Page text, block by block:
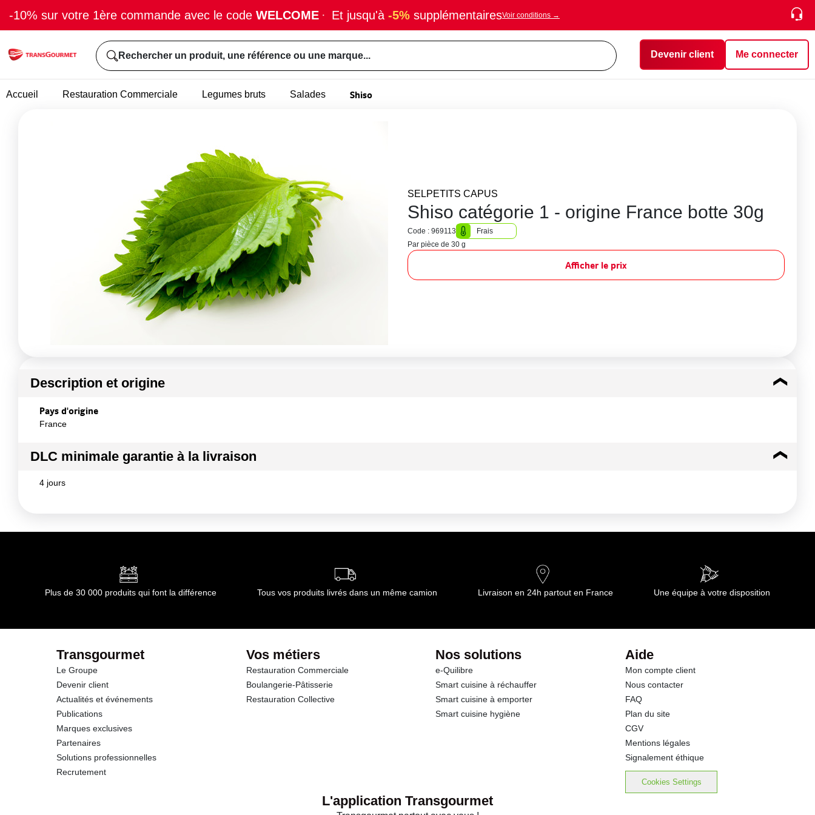
-10% sur votre 1ère commande avec le code WELCOME · Et jusqu'à -5% supplémentairesVoir conditions →
Rechercher un produit, une référence ou une marque... Devenir client Me connecter
Accueil Restauration Commerciale Legumes bruts Salades Shiso
SELPETITS CAPUS
Shiso catégorie 1 - origine France botte 30g
Code : 969113
Frais
Par pièce de 30 g
Afficher le prix
Description et origine
Pays d'origine
France
DLC minimale garantie à la livraison
4 jours
Plus de 30 000 produits qui font la différence Tous vos produits livrés dans un même camion Livraison en 24h partout en France Une équipe à votre disposition
Transgourmet
Le Groupe
Devenir client
Actualités et événements
Publications
Marques exclusives
Partenaires
Solutions professionnelles
Recrutement
Vos métiers
Restauration Commerciale
Boulangerie-Pâtisserie
Restauration Collective
Nos solutions
e-Quilibre
Smart cuisine à réchauffer
Smart cuisine à emporter
Smart cuisine hygiène
Aide
Mon compte client
Nous contacter
FAQ
Plan du site
CGV
Mentions légales
Signalement éthique
Cookies Settings
L'application Transgourmet